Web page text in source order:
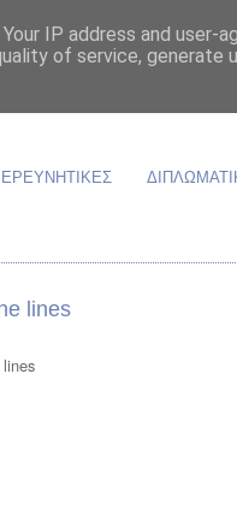
ΕΡΕΥΝΗΤΙΚΕΣ
lines
IP address and user-
of service, generate